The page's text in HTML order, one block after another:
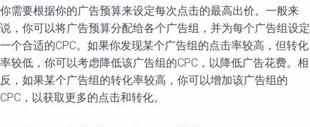
你需要根据你的广告预算来设定每次点击的最高出价。一般来
说，你可以将广告预算分配给各个广告组，并为每个广告组设定
一个合适的CPC。如果你发现某个广告组的点击率较高，但转化
率较低，你可以考虑降低该广告组的CPC，以降低广告花费。相
反，如果某个广告组的转化率较高，你可以增加该广告组的
CPC，以获取更多的点击和转化。